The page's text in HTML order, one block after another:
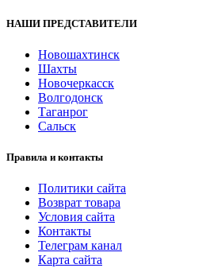
НАШИ ПРЕДСТАВИТЕЛИ
Новошахтинск
Шахты
Новочеркасск
Волгодонск
Таганрог
Сальск
Правила и контакты
Политики сайта
Возврат товара
Условия сайта
Контакты
Телеграм канал
Карта сайта